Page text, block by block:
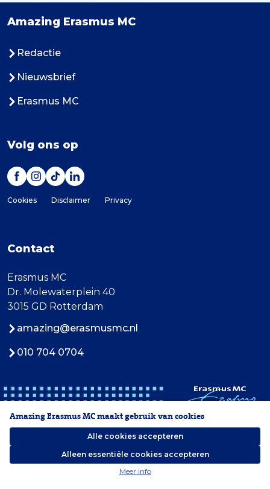
Amazing Erasmus MC
Redactie
Nieuwsbrief
Erasmus MC
Volg ons op
Cookies Disclaimer Privacy
Contact
Erasmus MC
Dr. Molewaterplein 40
3015 GD Rotterdam
amazing@erasmusmc.nl
010 704 0704
2026 Erasmus MC
Amazing Erasmus MC maakt gebruik van cookies
Alle cookies accepteren
Alleen essentiële cookies accepteren
Meer info